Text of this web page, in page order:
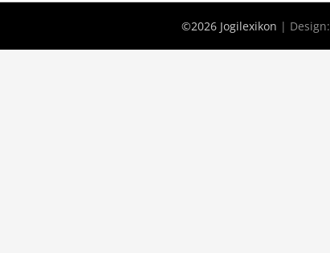
©2026 Jogilexikon | Design: